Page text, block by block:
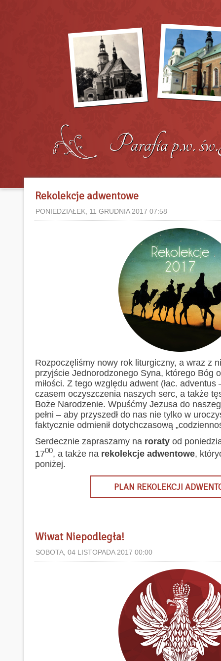
Rekolekcje adwentowe
PONIEDZIAŁEK, 11 GRUDNIA 2017 07:58
Rozpoczęliśmy nowy rok liturgiczny, a wraz z
przyjście Jednorodzonego Syna, którego Bóg
miłości. Z tego względu adwent (łac.
czasem oczyszczenia naszych serc, a także
Boże Narodzenie. Wpuśćmy Jezusa do
pełni – aby przyszedł do nas nie tylko w
faktycznie odmienił dotychczasową
Serdecznie zapraszamy na roraty od
1700, a także na rekolekcje adwentowe,
poniżej.
PLAN REKOLEKCJI
Wiwat Niepodległa!
SOBOTA, 04 LISTOPADA 2017 00:00